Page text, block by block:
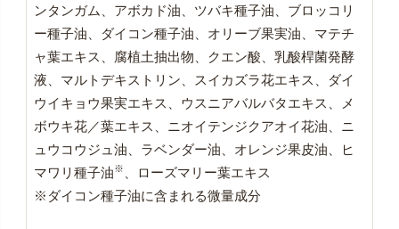
ンタンガム、アボカド油、ツバキ種子油、ブロッコリ
ー種子油、ダイコン種子油、オリーブ果実油、マテチ
ャ葉エキス、腐植土抽出物、クエン酸、乳酸桿菌発酵
液、マルトデキストリン、スイカズラ花エキス、ダイ
ウイキョウ果実エキス、ウスニアバルバタエキス、メ
ボウキ花／葉エキス、ニオイテンジクアオイ花油、ニ
ュウコウジュ油、ラベンダー油、オレンジ果皮油、ヒ
マワリ種子油※
、ローズマリー葉エキス
※ダイコン種子油に含まれる微量成分